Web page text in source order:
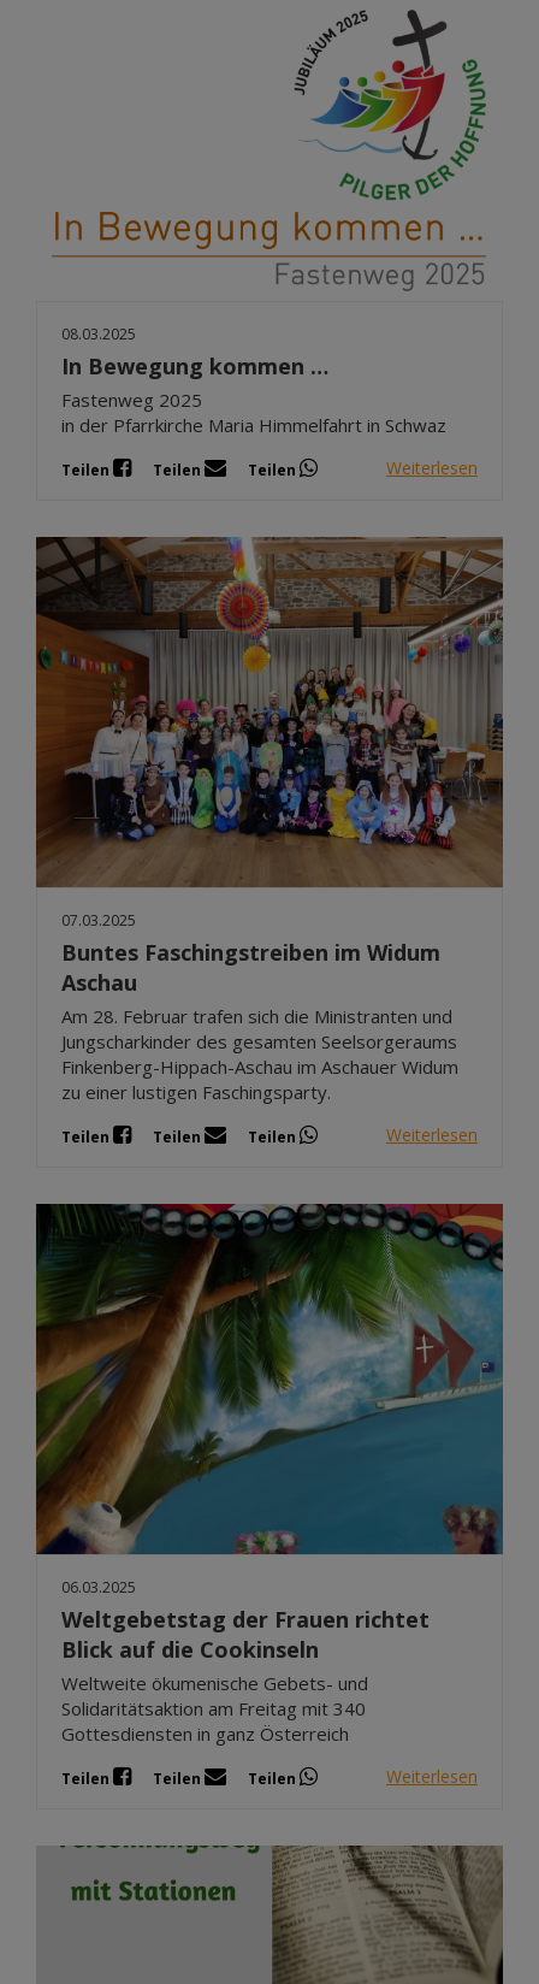
08.03.2025
In Bewegung kommen …
Fastenweg 2025
in der Pfarrkirche Maria Himmelfahrt in Schwaz
Teilen Teilen Teilen Weiterlesen
07.03.2025
Buntes Faschingstreiben im Widum
Aschau
Am 28. Februar trafen sich die Ministranten und
Jungscharkinder des gesamten Seelsorgeraums
Finkenberg-Hippach-Aschau im Aschauer Widum
zu einer lustigen Faschingsparty.
Teilen Teilen Teilen Weiterlesen
06.03.2025
Weltgebetstag der Frauen richtet
Blick auf die Cookinseln
Weltweite ökumenische Gebets- und
Solidaritätsaktion am Freitag mit 340
Gottesdiensten in ganz Österreich
Teilen Teilen Teilen Weiterlesen